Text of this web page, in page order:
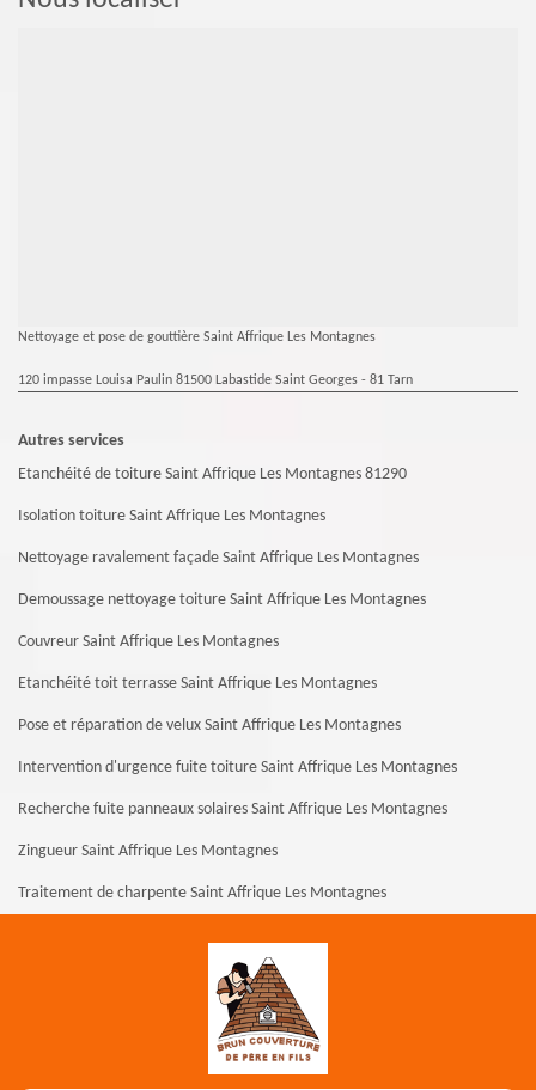
Nettoyage et pose de gouttière Saint Affrique Les Montagnes
120 impasse Louisa Paulin 81500 Labastide Saint Georges - 81 Tarn
Autres services
Etanchéité de toiture Saint Affrique Les Montagnes 81290
Isolation toiture Saint Affrique Les Montagnes
Nettoyage ravalement façade Saint Affrique Les Montagnes
Demoussage nettoyage toiture Saint Affrique Les Montagnes
Couvreur Saint Affrique Les Montagnes
Etanchéité toit terrasse Saint Affrique Les Montagnes
Pose et réparation de velux Saint Affrique Les Montagnes
Intervention d'urgence fuite toiture Saint Affrique Les Montagnes
Recherche fuite panneaux solaires Saint Affrique Les Montagnes
Zingueur Saint Affrique Les Montagnes
Traitement de charpente Saint Affrique Les Montagnes